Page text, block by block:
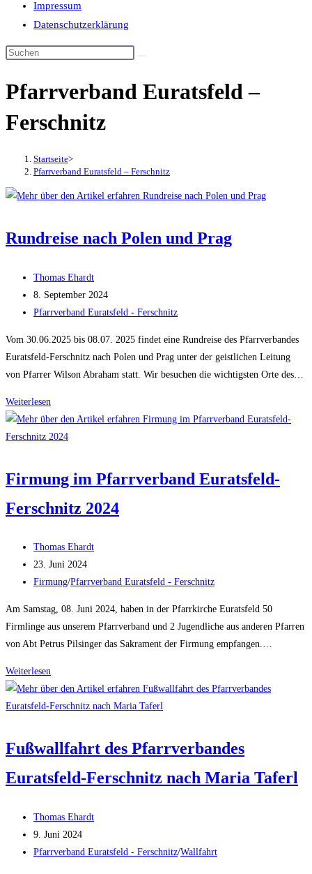
Impressum
Datenschutzerklärung
Pfarrverband Euratsfeld –
Ferschnitz
Startseite>
Pfarrverband Euratsfeld – Ferschnitz
Rundreise nach Polen und Prag
Beitrags-
Autor:
Thomas Ehardt
Beitrag
veröffentlicht:
8. September 2024
Beitrags-
Pfarrverband Euratsfeld - Ferschnitz
Vom 30.06.2025 bis 08.07. 2025 findet eine Rundreise des Pfarrverbandes
Euratsfeld-Ferschnitz nach Polen und Prag unter der geistlichen Leitung
von Pfarrer Wilson Abraham statt. Wir besuchen die wichtigsten Orte des…
Weiterlesen
nach
Polen
Firmung im Pfarrverband Euratsfeld-
Ferschnitz 2024
Beitrags-
Autor:
Thomas Ehardt
Beitrag
veröffentlicht:
23. Juni 2024
Beitrags-
Firmung/Pfarrverband Euratsfeld - Ferschnitz
Am Samstag, 08. Juni 2024, haben in der Pfarrkirche Euratsfeld 50
Firmlinge aus unserem Pfarrverband und 2 Jugendliche aus anderen Pfarren
von Abt Petrus Pilsinger das Sakrament der Firmung empfangen.…
Weiterlesen
im
Pfarrverband
Ferschnitz
2024
Fußwallfahrt des Pfarrverbandes
Euratsfeld-Ferschnitz nach Maria Taferl
Beitrags-
Autor:
Thomas Ehardt
Beitrag
veröffentlicht:
9. Juni 2024
Beitrags-
Pfarrverband Euratsfeld - Ferschnitz/Wallfahrt